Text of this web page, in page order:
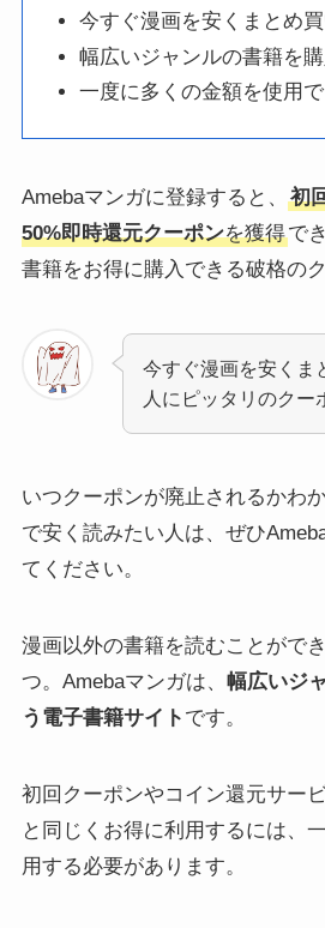
今すぐ漫画を安くまとめ
幅広いジャンルの書籍を
一度に多くの金額を使用
Amebaマンガに登録すると、
初
50%即時還元クーポンを獲得で
書籍をお得に購入できる破格のク
今すぐ漫画を安くま
人にピッタリのクー
いつクーポンが廃止されるかわ
で安く読みたい人は、ぜひ
てください。
漫画以外の書籍を読むことがで
つ。Amebaマンガは、 幅広いジ
う電子書籍サイト です。
初回クーポンやコイン還元サー
と同じくお得に利用するには、
用する必要があります。